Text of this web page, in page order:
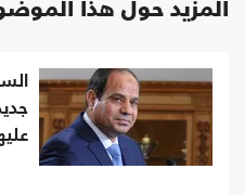
المزيد حول هذا